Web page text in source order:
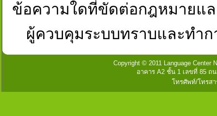
ข้อความใดที่ขัดต่อกฎหมายแ
ผู้ควบคุมระบบทราบและทำ
Copyright © 2011 Language Center
อาคาร A2 ชั้น 1 เลขที่ 85 ถ
โทรศัพท์/โทรสา